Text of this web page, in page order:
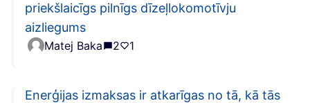
priekšlaicīgs pilnīgs dīzeļlokomotīvju
aizliegums
Matej Baka 2 1
Enerģijas izmaksas ir atkarīgas no tā, kā tās